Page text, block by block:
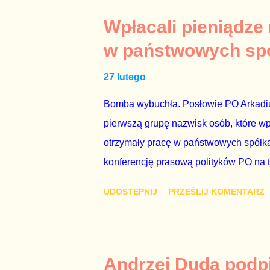
prawdziwe – zagrażają interesowi
prawdziwe” jest konieczne,
reputacji, ale mimo upływu czasu,
oskarżany polityk milczy. Tygod...
Wpłacali
w państwowych
27 lutego
Bomba wybuchła. Posłowie PO
pierwszą grupę nazwisk osób, które
otrzymały pracę w państwowych
konferencję prasową polityków PO
czynienia nie ze zjawiskiem
UDOSTĘPNIJ PRZEŚLIJ KOMENTARZ
Andrzej Duda